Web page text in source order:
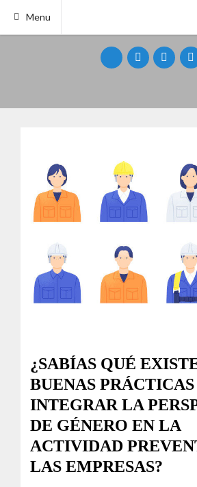
Menu
¿SABÍAS QUÉ
BUENAS
INTEGRAR LA
DE GÉNERO EN LA
ACTIVIDAD
LAS EMPRESAS?